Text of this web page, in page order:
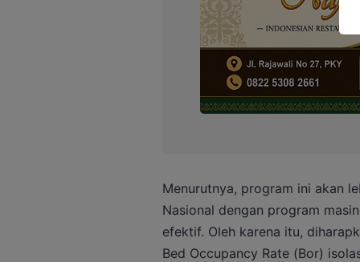
Menurutnya, program ini akan
Nasional dengan program
efektif. Oleh karena itu,
Bed Occupancy Rate (Bor)